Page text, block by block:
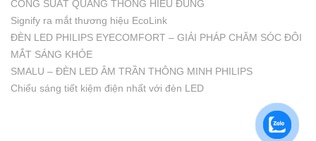
CÔNG SUẤT QUANG THÔNG HIỂU ĐÚNG
Signify ra mắt thương hiệu EcoLink
ĐÈN LED PHILIPS EYECOMFORT – GIẢI PHÁP CHĂM SÓC ĐÔI
MẮT SÁNG KHỎE
SMALU – ĐÈN LED ÂM TRẦN THÔNG MINH PHILIPS
Chiếu sáng tiết kiệm điện nhất với đèn LED